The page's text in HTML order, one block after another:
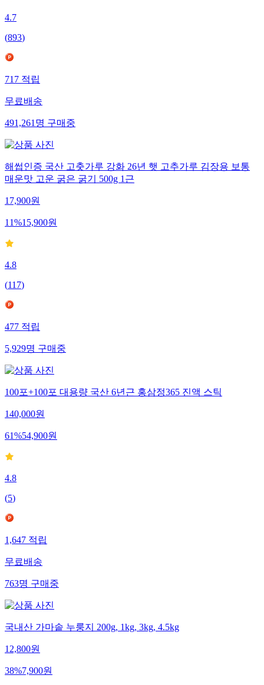
4.7
(893)
717적립
무료배송
491,261명구매중
해썹인증 국산 고춧가루 강화 26년 햇 고추가루 김장용 보통
매운맛 고운 굵은 굵기 500g 1근
17,900원
11%15,900원
4.8
(117)
477적립
5,929명구매중
100포+100포 대용량 국산 6년근 홍삼정365 진액 스틱
140,000원
61%54,900원
4.8
(5)
1,647적립
무료배송
763명구매중
국내산 가마솥 누룽지 200g, 1kg, 3kg, 4.5kg
12,800원
38%7,900원